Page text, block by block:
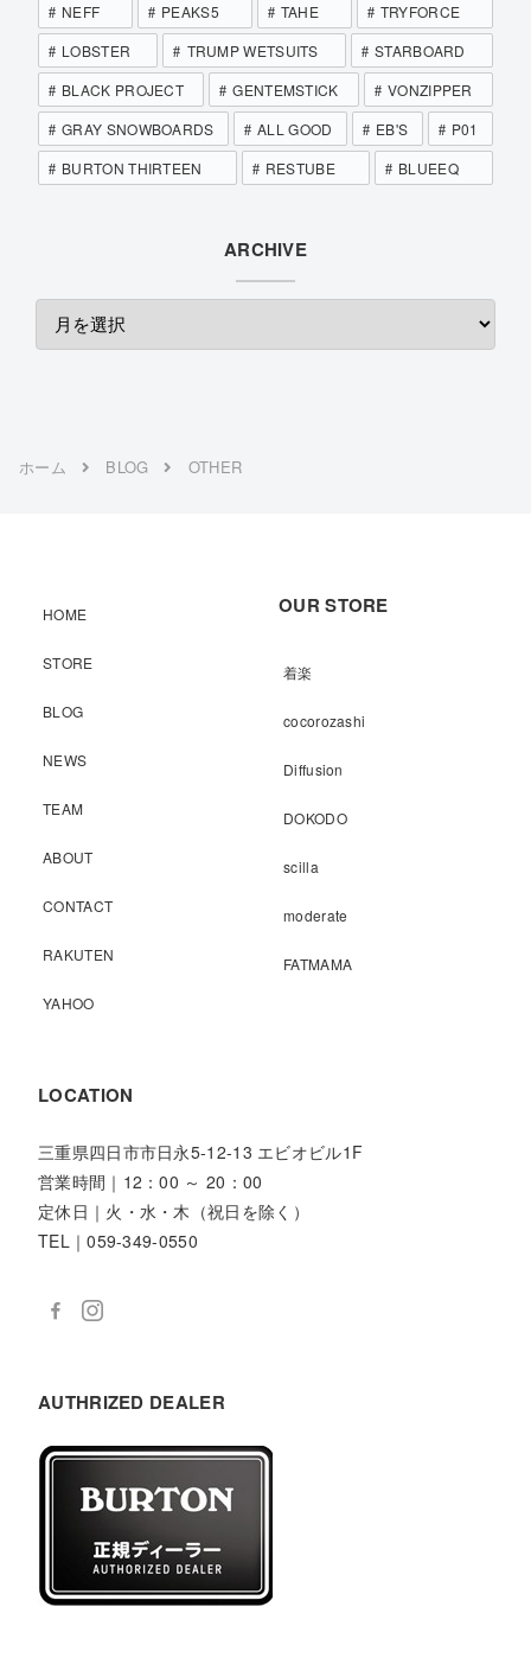
NEFF
PEAKS5 TAHE
TRYFORCE
LOBSTER
TRUMP WETSUITS
STARBOARD
BLACK PROJECT
GENTEMSTICK
VONZIPPER
GRAY SNOWBOARDS
ALL GOOD EB'S
P01
BURTON THIRTEEN
RESTUBE BLUEEQ
ARCHIVE
ホーム BLOG OTHER
HOME
STORE
BLOG
NEWS
TEAM
ABOUT
CONTACT
RAKUTEN
YAHOO
OUR STORE
着楽
cocorozashi
Diffusion
DOKODO
scilla
moderate
FATMAMA
LOCATION
三重県四日市市日永5-12-13 エビオビル1F
営業時間｜12：00 ～ 20：00
定休日｜火・水・木（祝日を除く）
TEL｜059-349-0550
AUTHRIZED DEALER